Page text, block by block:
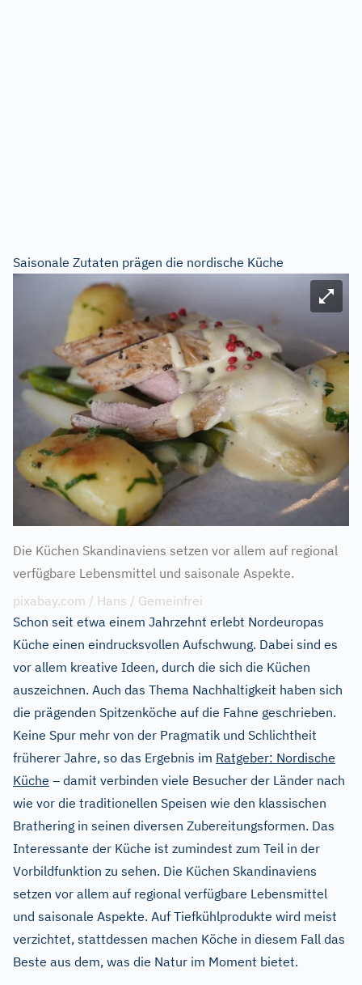
Saisonale Zutaten prägen die nordische Küche
Bild
Die Küchen Skandinaviens setzen vor allem auf regional
verfügbare Lebensmittel und saisonale Aspekte.
pixabay.com / Hans / Gemeinfrei
Schon seit etwa einem Jahrzehnt erlebt Nordeuropas
Küche einen eindrucksvollen Aufschwung. Dabei sind es
vor allem kreative Ideen, durch die sich die Küchen
auszeichnen. Auch das Thema Nachhaltigkeit haben sich
die prägenden Spitzenköche auf die Fahne geschrieben.
Keine Spur mehr von der Pragmatik und Schlichtheit
früherer Jahre, so das Ergebnis im Ratgeber: Nordische
Küche – damit verbinden viele Besucher der Länder nach
wie vor die traditionellen Speisen wie den klassischen
Brathering in seinen diversen Zubereitungsformen. Das
Interessante der Küche ist zumindest zum Teil in der
Vorbildfunktion zu sehen. Die Küchen Skandinaviens
setzen vor allem auf regional verfügbare Lebensmittel
und saisonale Aspekte. Auf Tiefkühlprodukte wird meist
verzichtet, stattdessen machen Köche in diesem Fall das
Beste aus dem, was die Natur im Moment bietet.